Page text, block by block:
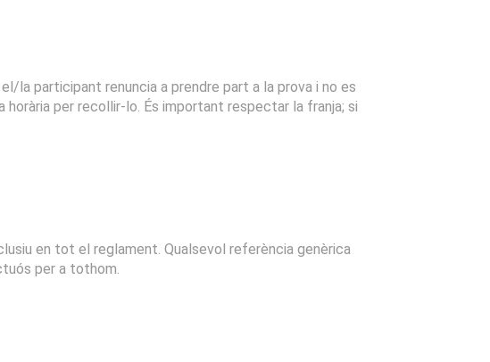
la participant renuncia a prendre part a la prova i no es
horària per recollir-lo. És important respectar la franja; si
en tot el reglament. Qualsevol referència genèrica
per a tothom.